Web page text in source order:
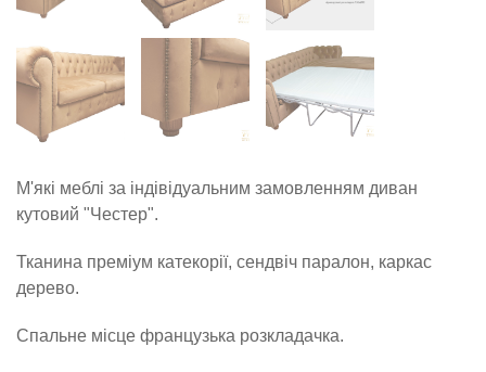
М'які меблі за індівідуальним замовленням диван
кутовий "Честер".
Тканина преміум катекорії, сендвіч паралон, каркас
дерево.
Спальне місце французька розкладачка.